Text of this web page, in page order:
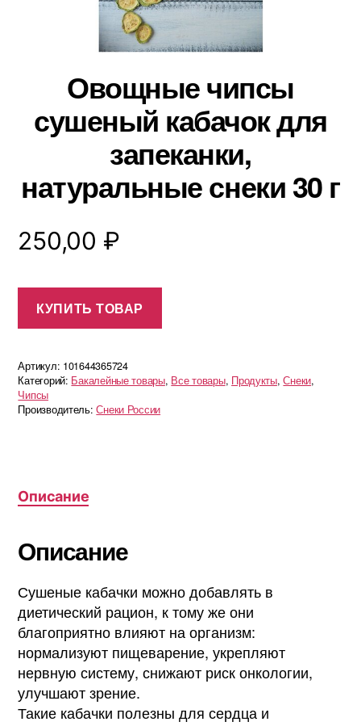
Овощные чипсы
сушеный кабачок для
запеканки,
натуральные снеки 30 г
250,00 ₽
КУПИТЬ ТОВАР
Артикул: 101644365724
Категорий: Бакалейные товары, Все товары, Продукты,Снеки,
Чипсы
Производитель:Снеки России
Описание
Описание
Сушеные кабачки можно добавлять в
диетический рацион, к тому же они
благоприятно влияют на организм:
нормализуют пищеварение, укрепляют
нервную систему, снижают риск онкологии,
улучшают зрение.
Такие кабачки полезны для сердца и